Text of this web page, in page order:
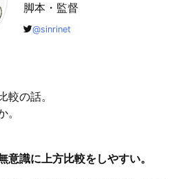
脚本・監督
@sinrinet
較の話。
意識に上方比較をしやすい。